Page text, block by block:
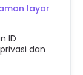
layar
ID
dan